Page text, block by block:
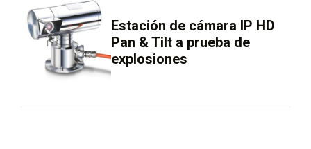
Estación de cámara IP HD
Pan & Tilt a prueba de
explosiones